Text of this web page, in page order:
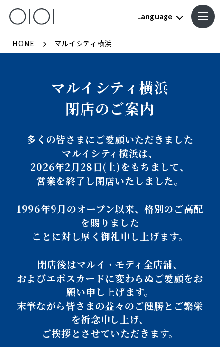
Language
HOME マルイシティ横浜
マルイシティ横浜
閉店のご案内
多くの皆さまにご愛顧いただきました
マルイシティ横浜は、
2026年2月28日(土)をもちまして、
営業を終了し閉店いたしました。
1996年9月のオープン以来、格別のご高配
を賜りました
ことに対し厚く御礼申し上げます。
閉店後はマルイ・モディ全店舗、
およびエポスカードに変わらぬご愛顧をお
願い申し上げます。
末筆ながら皆さまの益々のご健勝とご繁栄
を祈念申し上げ、
ご挨拶とさせていただきます。